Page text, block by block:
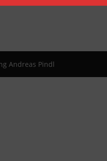
Andreas Pindl